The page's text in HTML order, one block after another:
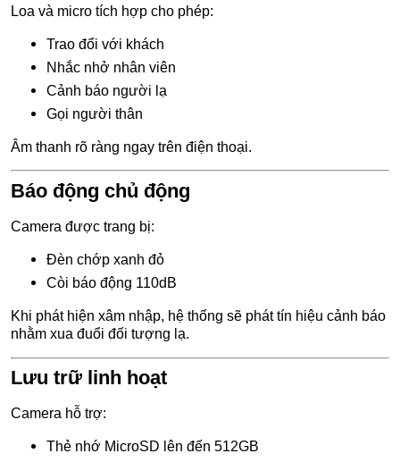
Loa và micro tích hợp cho phép:
Trao đổi với khách
Nhắc nhở nhân viên
Cảnh báo người lạ
Gọi người thân
Âm thanh rõ ràng ngay trên điện thoại.
Báo động chủ động
Camera được trang bị:
Đèn chớp xanh đỏ
Còi báo động 110dB
Khi phát hiện xâm nhập, hệ thống sẽ phát tín hiệu cảnh báo
nhằm xua đuổi đối tượng lạ.
Lưu trữ linh hoạt
Camera hỗ trợ:
Thẻ nhớ MicroSD lên đến 512GB